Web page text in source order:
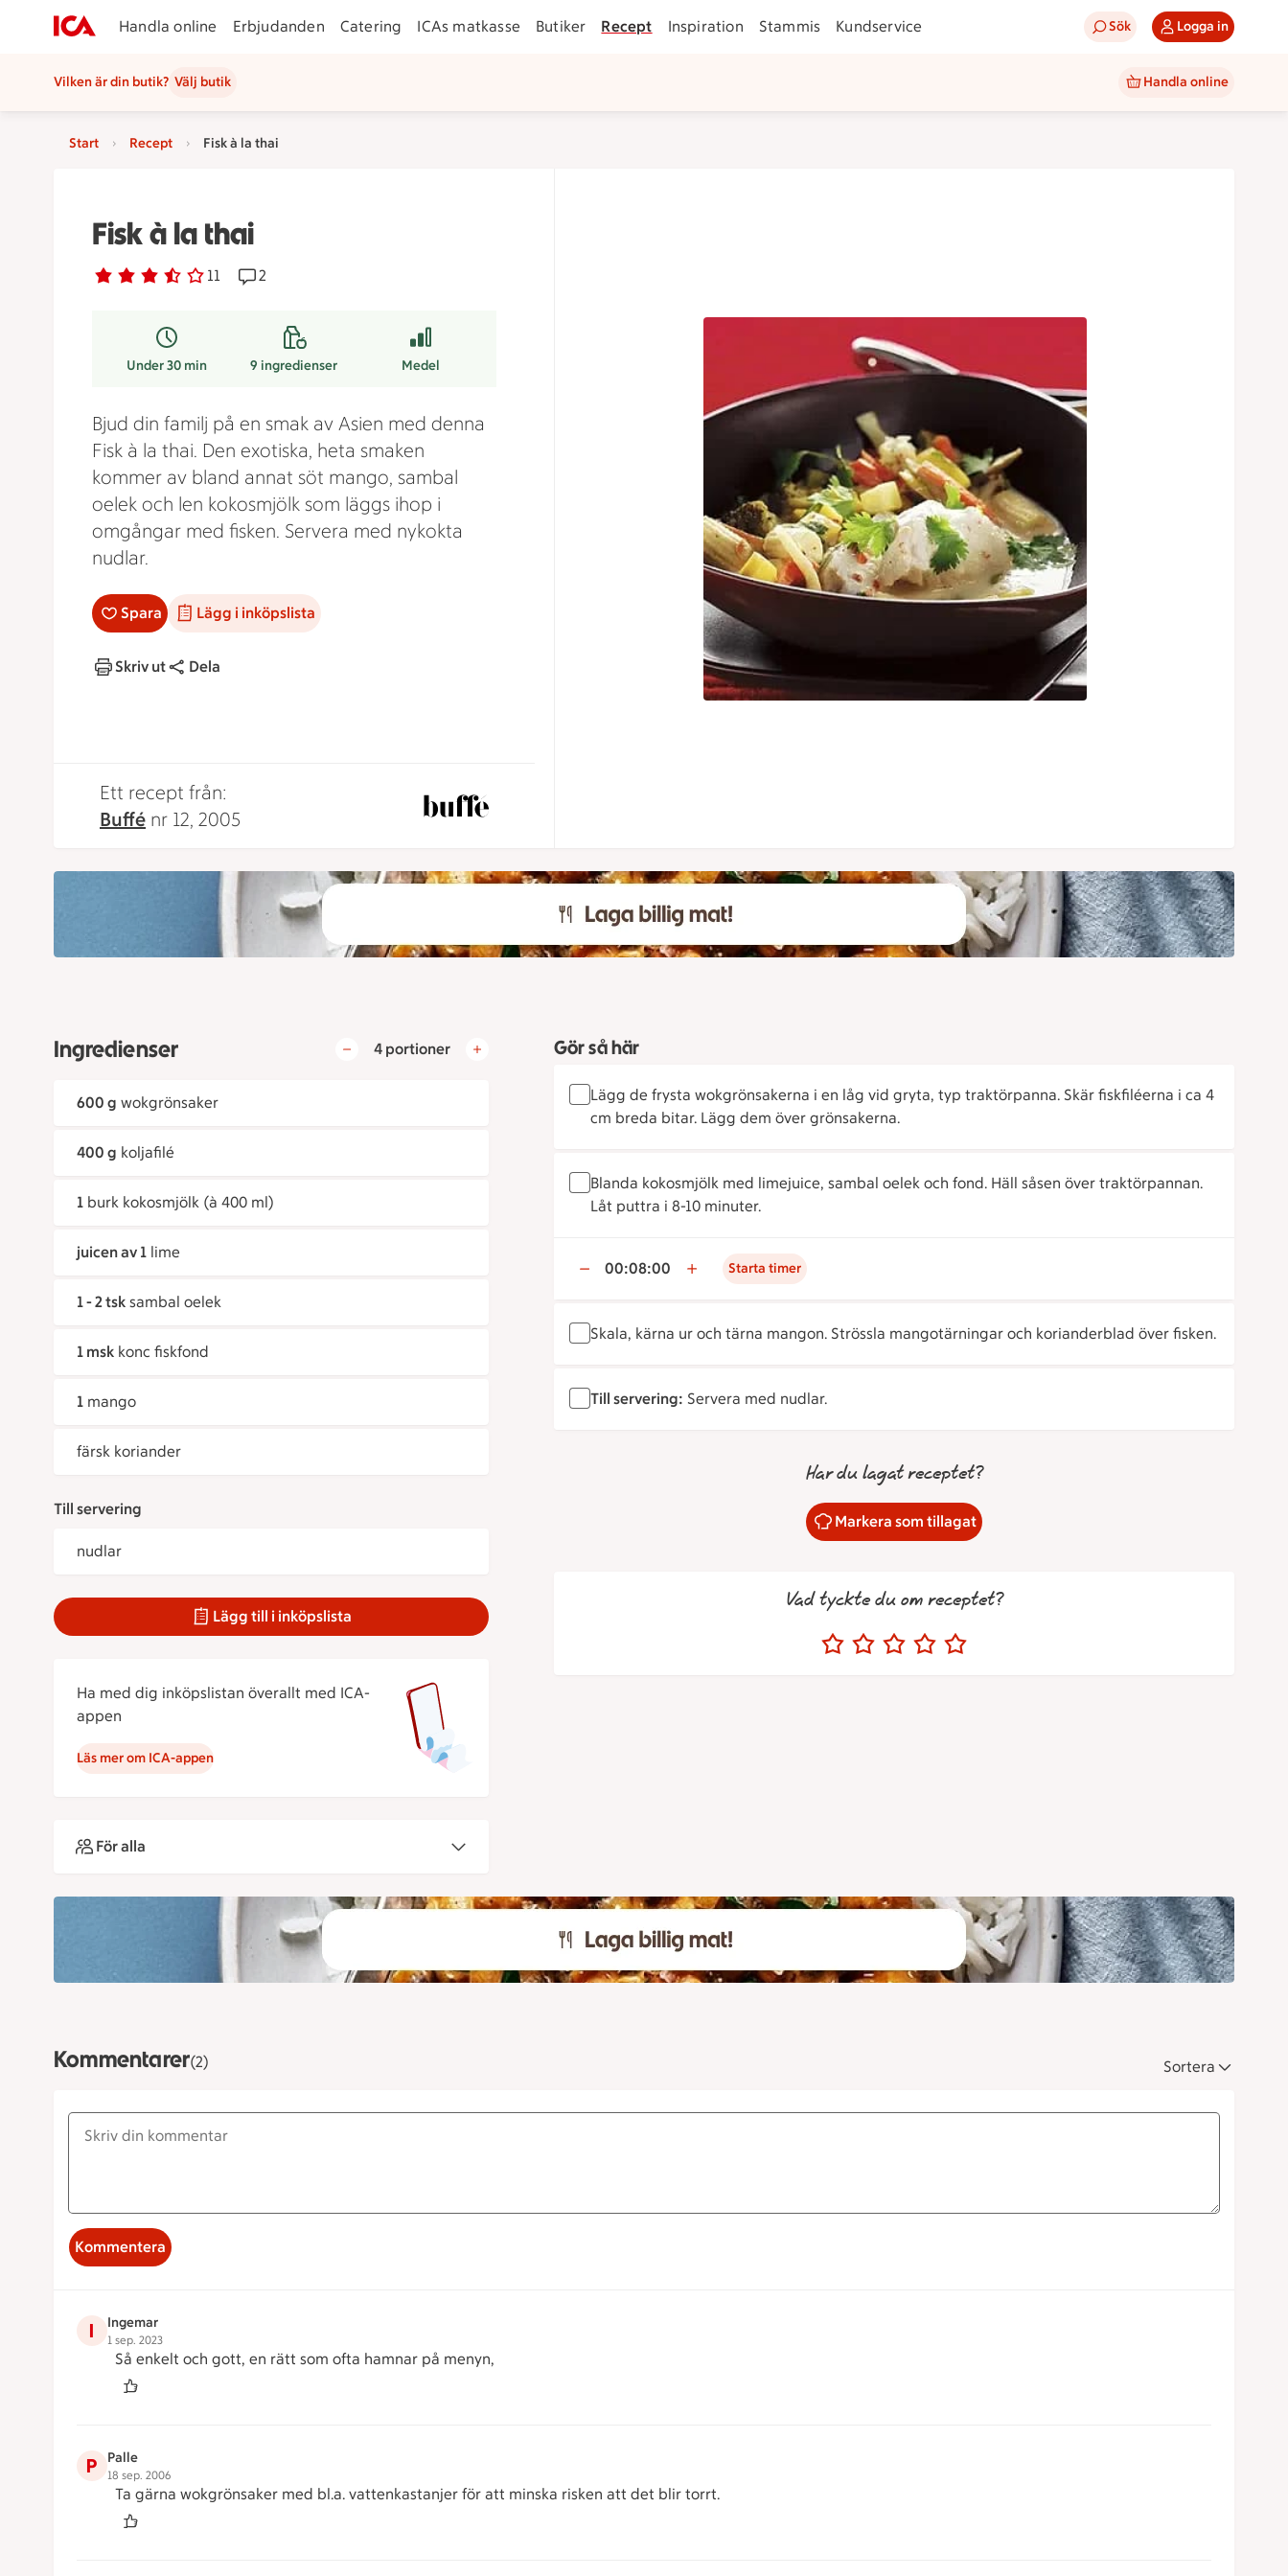
Handla online Erbjudanden Catering ICAs matkasse Butiker Recept Inspiration Stammis Kundservice Sök Logga in
Vilken är din butik? Välj butik Handla online
Start Recept Fisk à la thai
Fisk à la thai
Betyg 3.6 av 5. 11
11 personer har röstatReceptet har 2 kommentarer
2
Under 30 min 9ingredienser Medel
Bjud din familj på en smak av Asien med denna
Fisk à la thai. Den exotiska, heta smaken
kommer av bland annat söt mango, sambal
oelek och len kokosmjölk som läggs ihop i
omgångar med fisken. Servera med nykokta
nudlar.
Spara Lägg i inköpslista
Skriv ut Dela
Ett recept från:
Buffé nr 12, 2005
Ingredienser 4 portioner
600 g wokgrönsaker
400 g koljafilé
1 burk kokosmjölk (à 400 ml)
juicen av 1 lime
1 - 2 tsk sambal oelek
1 msk konc fiskfond
1 mango
färsk koriander
Till servering
nudlar
Lägg till i inköpslista
Ha med dig inköpslistan överallt med ICA-
appen
Läs mer om ICA-appen
För alla
Gör så här
Lägg de frysta wokgrönsakerna i en låg vid gryta, typ traktörpanna. Skär fiskfiléerna i ca 4
cm breda bitar. Lägg dem över grönsakerna.
Blanda kokosmjölk med limejuice, sambal oelek och fond. Häll såsen över traktörpannan.
Låt puttra i 8-10 minuter.
00:08:00 Starta timer
Skala, kärna ur och tärna mangon. Strössla mangotärningar och korianderblad över fisken.
Till servering: Servera med nudlar.
Har du lagat receptet?
Markera som tillagat
Vad tyckte du om receptet?
Kommentarer(2) Sortera
Kommentera
I Ingemar
1 sep. 2023
Så enkelt och gott, en rätt som ofta hamnar på menyn,
P Palle
18 sep. 2006
Ta gärna wokgrönsaker med bl.a. vattenkastanjer för att minska risken att det blir torrt.